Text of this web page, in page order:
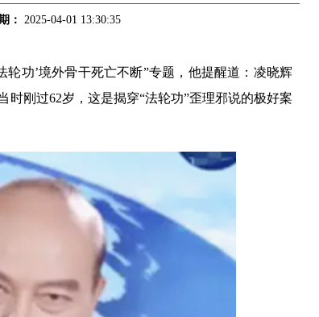
： 2025-04-01 13:30:35
轮功’境外骨干死亡不断”专题，他提醒道：凌晓辉
时刚过62岁，这是揭穿“法轮功”歪理邪说的极好案